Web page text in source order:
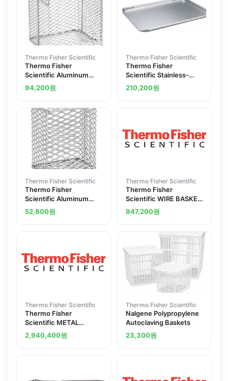
Thermo Fisher Scientific
Thermo Fisher
Scientific Aluminum
Baskets with Tilt-Top
Lids
94,200원
Thermo Fisher Scientific
Thermo Fisher
Scientific Stainless-
Steel Instrument Trays
210,200원
Thermo Fisher Scientific
Thermo Fisher
Scientific Aluminum
Baskets without Lids
52,800원
Thermo Fisher Scientific
Thermo Fisher
Scientific WIRE BASKET
135 S 500 STANDING
947,200원
Thermo Fisher Scientific
Thermo Fisher
Scientific METAL
BASKET 75 S 400
STANDING
2,940,400원
Thermo Fisher Scientific
Nalgene Polypropylene
Autoclaving Baskets
23,300원